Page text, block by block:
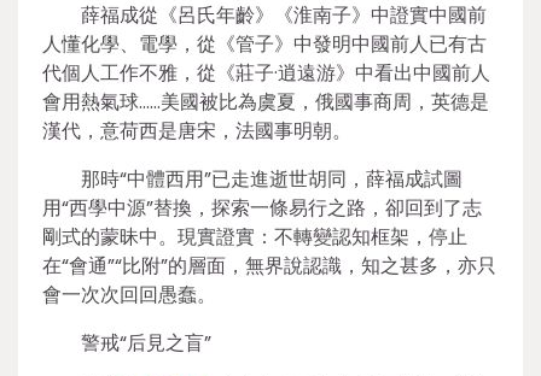
薛福成從《呂氏年齡》《淮南子》中證實中國前
人懂化學、電學，從《管子》中發明中國前人已有古
代個人工作不雅，從《莊子·逍遠游》中看出中國前人
會用熱氣球……美國被比為虞夏，俄國事商周，英德是
漢代，意荷西是唐宋，法國事明朝。
那時“中體西用”已走進逝世胡同，薛福成試圖
用“西學中源”替換，探索一條易行之路，卻回到了志
剛式的蒙昧中。現實證實：不轉變認知框架，停止
在“會通”“比附”的層面，無界說認識，知之甚多，亦只
會一次次回回愚蠢。
警戒“后見之盲”